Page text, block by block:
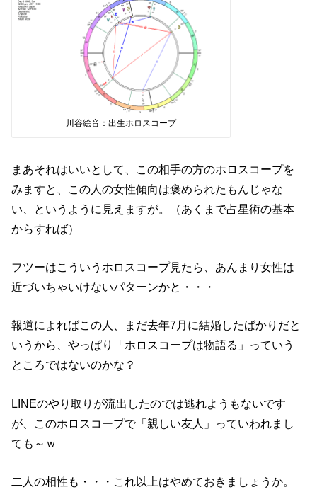
川谷絵音：出生ホロスコープ
まあそれはいいとして、この相手の方のホロスコープを
みますと、この人の女性傾向は褒められたもんじゃな
い、というように見えますが。（あくまで占星術の基本
からすれば）
フツーはこういうホロスコープ見たら、あんまり女性は
近づいちゃいけないパターンかと・・・
報道によればこの人、まだ去年7月に結婚したばかりだと
いうから、やっぱり「ホロスコープは物語る」っていう
ところではないのかな？
LINEのやり取りが流出したのでは逃れようもないです
が、このホロスコープで「親しい友人」っていわれまし
ても～ｗ
二人の相性も・・・これ以上はやめておきましょうか。